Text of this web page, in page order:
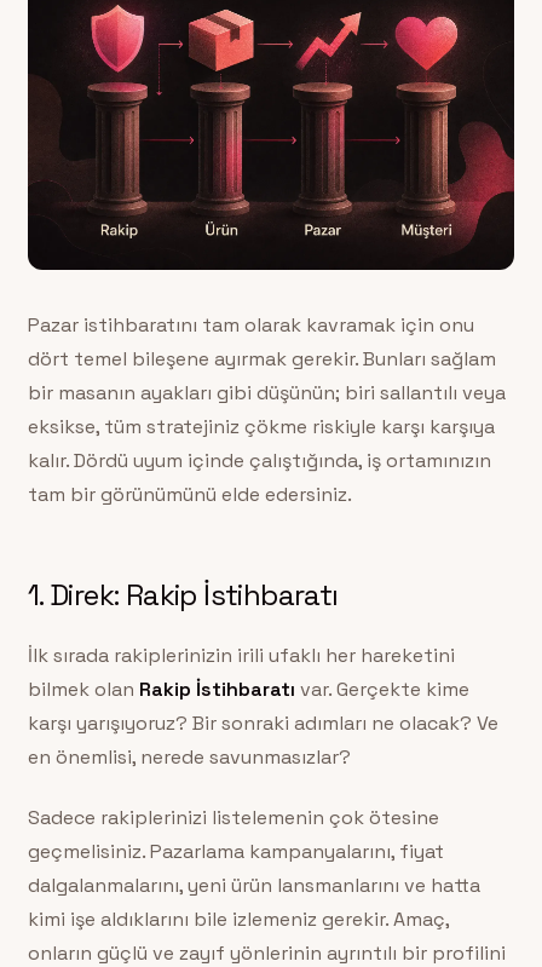
Pazar istihbaratını tam olarak kavramak için onu
dört temel bileşene ayırmak gerekir. Bunları sağlam
bir masanın ayakları gibi düşünün; biri sallantılı veya
eksikse, tüm stratejiniz çökme riskiyle karşı karşıya
kalır. Dördü uyum içinde çalıştığında, iş ortamınızın
tam bir görünümünü elde edersiniz.
1. Direk: Rakip İstihbaratı
İlk sırada rakiplerinizin irili ufaklı her hareketini
bilmek olan Rakip İstihbaratı var. Gerçekte kime
karşı yarışıyoruz? Bir sonraki adımları ne olacak? Ve
en önemlisi, nerede savunmasızlar?
Sadece rakiplerinizi listelemenin çok ötesine
geçmelisiniz. Pazarlama kampanyalarını, fiyat
dalgalanmalarını, yeni ürün lansmanlarını ve hatta
kimi işe aldıklarını bile izlemeniz gerekir. Amaç,
onların güçlü ve zayıf yönlerinin ayrıntılı bir profilini